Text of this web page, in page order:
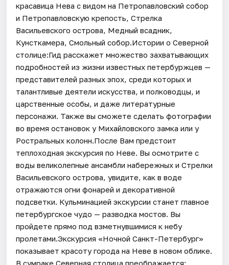
красавица Нева с видом на Петропавловский собор
и Петропавловскую крепость, Стрелка
Васильевского острова, Медный всадник,
Кунсткамера, Смольный собор.Истории о Северной
столице:Гид расскажет множество захватывающих
подробностей из жизни известных петербуржцев —
представителей разных эпох, среди которых и
талантливые деятели искусства, и полководцы, и
царственные особы, и даже литературные
персонажи. Также вы сможете сделать фотографии
во время остановок у Михайловского замка или у
Ростральных колонн.После Вам предстоит
теплоходная экскурсия по Неве. Вы осмотрите с
воды великолепные ансамбли набережных и Стрелки
Васильевского острова, увидите, как в воде
отражаются огни фонарей и декоративной
подсветки. Кульминацией экскурсии станет главное
петербургское чудо — разводка мостов. Вы
пройдете прямо под взметнувшимися к небу
пролетами.Экскурсия «Ночной Санкт-Петербург»
показывает красоту города на Неве в новом облике.
В сумраке Северная столица преображается: